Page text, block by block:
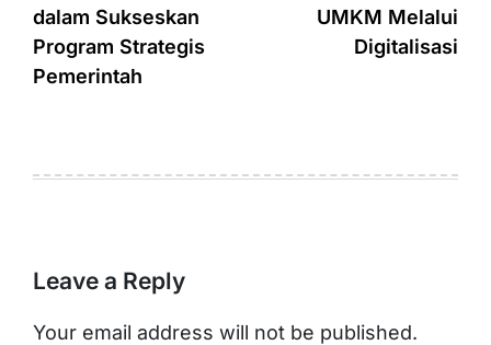
dalam Sukseskan
Program Strategis
Pemerintah
UMKM Melalui
Digitalisasi
Leave a Reply
Your email address will not be published.